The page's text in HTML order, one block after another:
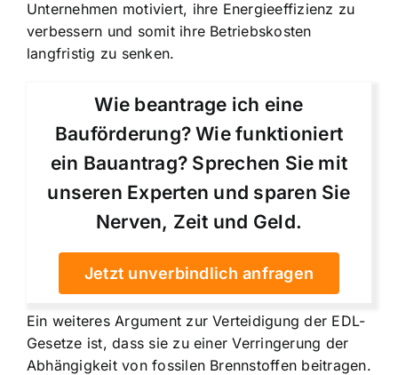
Unternehmen motiviert, ihre Energieeffizienz zu
verbessern und somit ihre Betriebskosten
langfristig zu senken.
Wie beantrage ich eine
Bauförderung? Wie funktioniert
ein Bauantrag? Sprechen Sie mit
unseren Experten und sparen Sie
Nerven, Zeit und Geld.
Jetzt unverbindlich anfragen
Ein weiteres Argument zur Verteidigung der EDL-
Gesetze ist, dass sie zu einer Verringerung der
Abhängigkeit von fossilen Brennstoffen beitragen.